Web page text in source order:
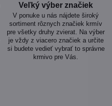
Veľký výber značiek
V ponuke u nás nájdete široký
sortiment rôznych značiek krmív
pre všetky druhy zvierat. Na výber
je vždy z viacero značiek a určite
si budete vedieť vybrať to správne
krmivo pre Vás.